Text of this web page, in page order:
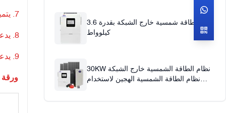
7. يتميز بنطاق واسع لجهد دخل الشبكة، والذي يمكن ضبطه عبر شاشة LCD.
8. يدعم التشغيل البارد، وواجهة اتصال USB وRS485
9. يدعم الواي فاي، ويمكن عرض البيانات على التطبيق (اختياري)
ورقة
محول طاقة شمسية خارج الشبكة بقدرة 3.6
كيلوواط
30KW نظام الطاقة الشمسية خارج الشبكة
نظام الطاقة الشمسية الهجين لاستخدام